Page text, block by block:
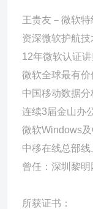
发银行深圳分行
作技巧培训（2期2天
王贵友－微软特
资深微软护航技
12年微软认证讲
微软全球最有价
中国移动数据
连续3届金山办
微软Windows
中移在线总部
曾任：深圳黎
所获证书：